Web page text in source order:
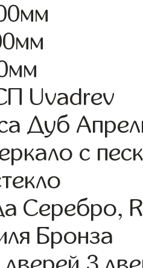
Uvadrev
Дуб
с
Серебро,
Бронза